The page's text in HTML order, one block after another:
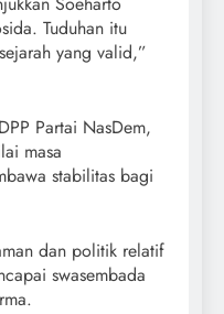
Tuduhan itu
yang valid,”
Partai NasDem,
masa
stabilitas bagi
dan politik relatif
swasembada